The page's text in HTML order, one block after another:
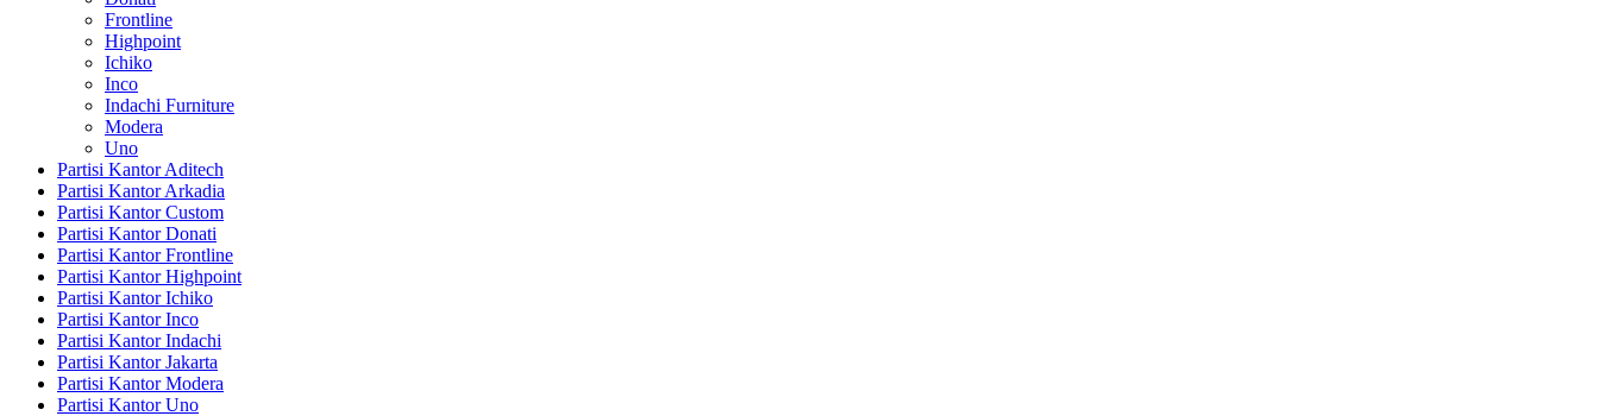
Frontline
Highpoint
Ichiko
Inco
Indachi Furniture
Modera
Uno
Partisi Kantor Aditech
Partisi Kantor Arkadia
Partisi Kantor Custom
Partisi Kantor Donati
Partisi Kantor Frontline
Partisi Kantor Highpoint
Partisi Kantor Ichiko
Partisi Kantor Inco
Partisi Kantor Indachi
Partisi Kantor Jakarta
Partisi Kantor Modera
Partisi Kantor Uno